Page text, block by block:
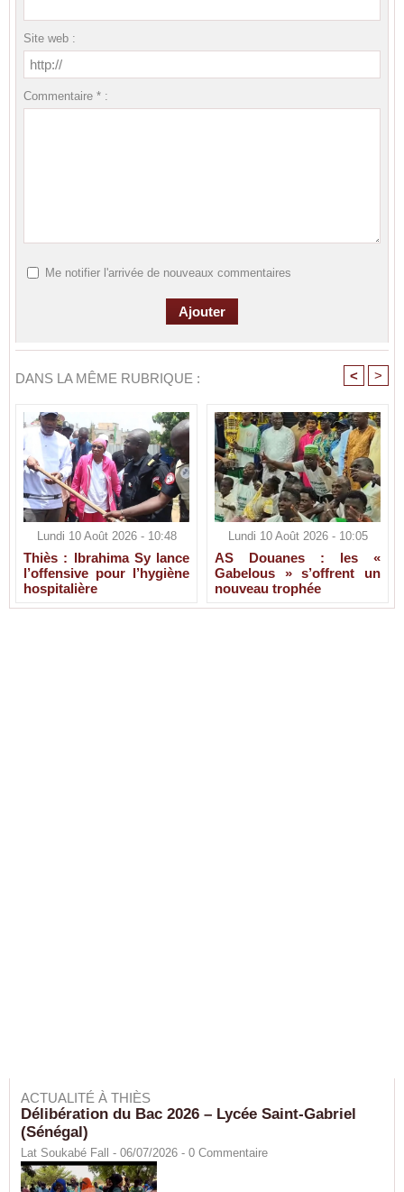
Site web :
Commentaire * :
Me notifier l'arrivée de nouveaux commentaires
DANS LA MÊME RUBRIQUE : < >
Lundi 10 Août 2026 - 10:48
Thiès : Ibrahima Sy lance
l’offensive pour l’hygiène
hospitalière
Lundi 10 Août 2026 - 10:05
AS Douanes : les «
Gabelous » s’offrent un
nouveau trophée
ACTUALITÉ À THIÈS
Délibération du Bac 2026 – Lycée Saint-Gabriel
(Sénégal)
Lat Soukabé Fall - 06/07/2026 - 0 Commentaire